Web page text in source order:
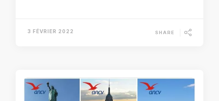
3 FÉVRIER 2022 SHARE